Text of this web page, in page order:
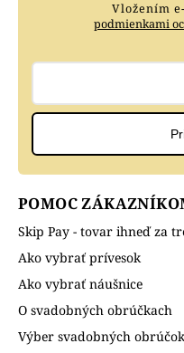
POMOC
Skip Pay - tovar ihneď za
Ako vybrať prívesok
Ako vybrať náušnice
O svadobných obrúčkach
Výber svadobných obrúčok
Vložením
podmienkami